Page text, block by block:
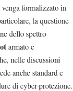
formalizzato in
la questione
dello spettro
armato e
nelle discussioni
anche standard e
di cyber-protezione.